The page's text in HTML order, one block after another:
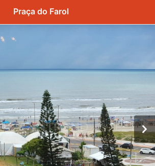
Praça do Farol